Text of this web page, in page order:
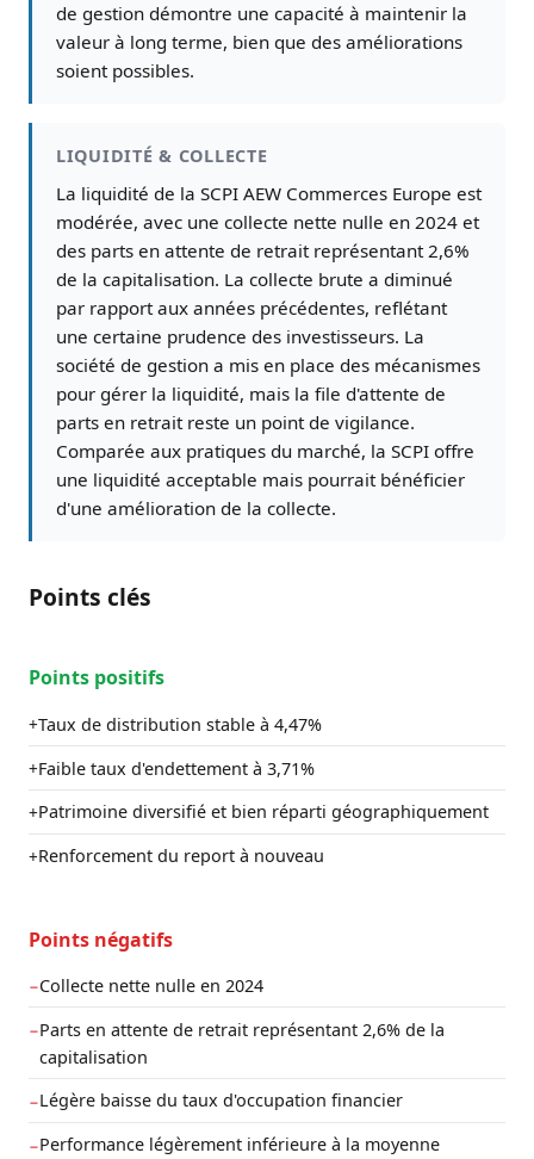
de gestion démontre une capacité à maintenir la
valeur à long terme, bien que des améliorations
soient possibles.
LIQUIDITÉ & COLLECTE
La liquidité de la SCPI AEW Commerces Europe est
modérée, avec une collecte nette nulle en 2024 et
des parts en attente de retrait représentant 2,6%
de la capitalisation. La collecte brute a diminué
par rapport aux années précédentes, reflétant
une certaine prudence des investisseurs. La
société de gestion a mis en place des mécanismes
pour gérer la liquidité, mais la file d'attente de
parts en retrait reste un point de vigilance.
Comparée aux pratiques du marché, la SCPI offre
une liquidité acceptable mais pourrait bénéficier
d'une amélioration de la collecte.
Points clés
Points positifs
+Taux de distribution stable à 4,47%
+Faible taux d'endettement à 3,71%
+Patrimoine diversifié et bien réparti géographiquement
+Renforcement du report à nouveau
Points négatifs
−Collecte nette nulle en 2024
−Parts en attente de retrait représentant 2,6% de la
capitalisation
−Légère baisse du taux d'occupation financier
−Performance légèrement inférieure à la moyenne